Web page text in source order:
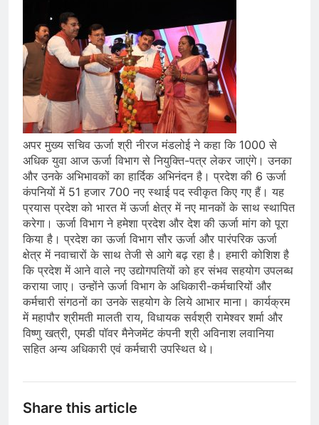
अपर मुख्य सचिव ऊर्जा श्री नीरज मंडलोई ने कहा कि 1000 से
अधिक युवा आज ऊर्जा विभाग से नियुक्ति-पत्र लेकर जाएंगे। उनका
और उनके अभिभावकों का हार्दिक अभिनंदन है। प्रदेश की 6 ऊर्जा
कंपनियों में 51 हजार 700 नए स्थाई पद स्वीकृत किए गए हैं। यह
प्रयास प्रदेश को भारत में ऊर्जा क्षेत्र में नए मानकों के साथ स्थापित
करेगा। ऊर्जा विभाग ने हमेशा प्रदेश और देश की ऊर्जा मांग को पूरा
किया है। प्रदेश का ऊर्जा विभाग सौर ऊर्जा और पारंपरिक ऊर्जा
क्षेत्र में नवाचारों के साथ तेजी से आगे बढ़ रहा है। हमारी कोशिश है
कि प्रदेश में आने वाले नए उद्योगपतियों को हर संभव सहयोग उपलब्ध
कराया जाए। उन्होंने ऊर्जा विभाग के अधिकारी-कर्मचारियों और
कर्मचारी संगठनों का उनके सहयोग के लिये आभार माना। कार्यक्रम
में महापौर श्रीमती मालती राय, विधायक सर्वश्री रामेश्वर शर्मा और
विष्णु खत्री, एमडी पॉवर मैनेजमेंट कंपनी श्री अविनाश लवानिया
सहित अन्य अधिकारी एवं कर्मचारी उपस्थित थे।
Share this article